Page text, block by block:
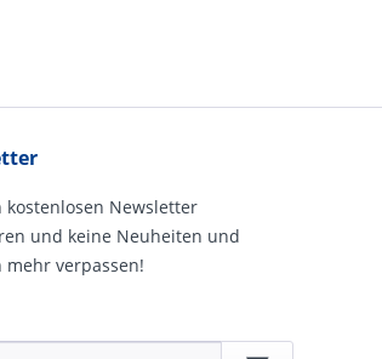
kostenlosen Newsletter
und keine Neuheiten und
mehr verpassen!